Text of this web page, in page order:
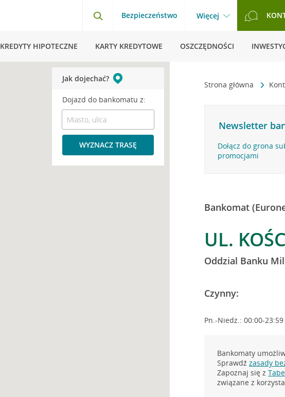
Bezpieczeństwo Więcej
KREDYTY HIPOTECZNE KARTY KREDYTOWE OSZCZĘDNOŚCI
Strona główna
Newsletter
Dołącz do grona
promocjami
Bankomat
UL.
Oddzial Banku
Czynny:
Pn.-Niedz.: 00:00-23:59
Bankomaty
Sprawdźzasady
Zapoznaj się z
związane z
Jak dojechać?
Dojazd do bankomatu z:
WYZNACZ TRASĘ